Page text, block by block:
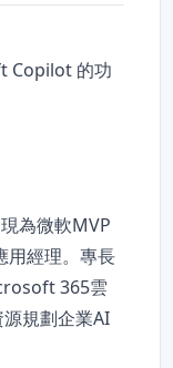
Copilot 的功
為微軟MVP
用經理。專長
365雲
規劃企業AI